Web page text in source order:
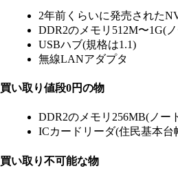
2年前くらいに発売された
DDR2のメモリ512M〜1G(
USBハブ(規格は1.1)
無線LANアダプタ
買い取り値段0円の物
DDR2のメモリ256MB(ノー
ICカードリーダ(住民基本
買い取り不可能な物